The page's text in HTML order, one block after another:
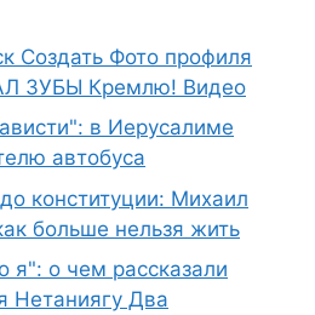
Создать Фото профиля
ЗУБЫ Кремлю! Видео
в Иерусалиме
автобуса
конституции: Михаил
больше нельзя жить
я": о чем рассказали
Нетаниягу Два